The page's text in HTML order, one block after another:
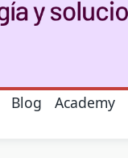
Blog Academy